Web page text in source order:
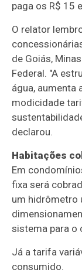
paga os R$ 15
O relator
de Goiás,
Federal. "A
água, aumenta
modicidade
declarou.
Habitações
Em
fixa será
um hidrômetro
sistema para o
Já a tarifa
consumido.